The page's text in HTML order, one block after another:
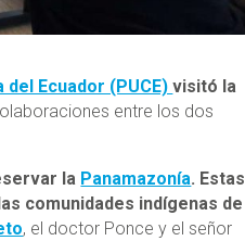
Ecuador (PUCE)visitó la
entre los dos
la Panamazonía. Estas
comunidades indígenas de
, el doctor Ponce y el señor